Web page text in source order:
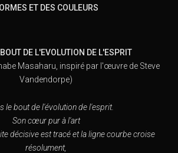
ET DES COULEURS
DE L'EVOLUTION DE L'ESPRIT
Masaharu, inspiré par l'œuvre de Steve
Vandendorpe)
le bout de l'évolution de l'esprit.
Son cœur pur à l'art
décisive est tracé et la ligne courbe croise
résolument,